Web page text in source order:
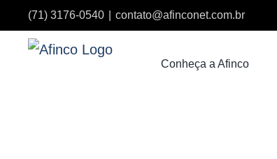
para
(71) 3176-0540 contato@afinconet.com.br
Conheça a Afinco